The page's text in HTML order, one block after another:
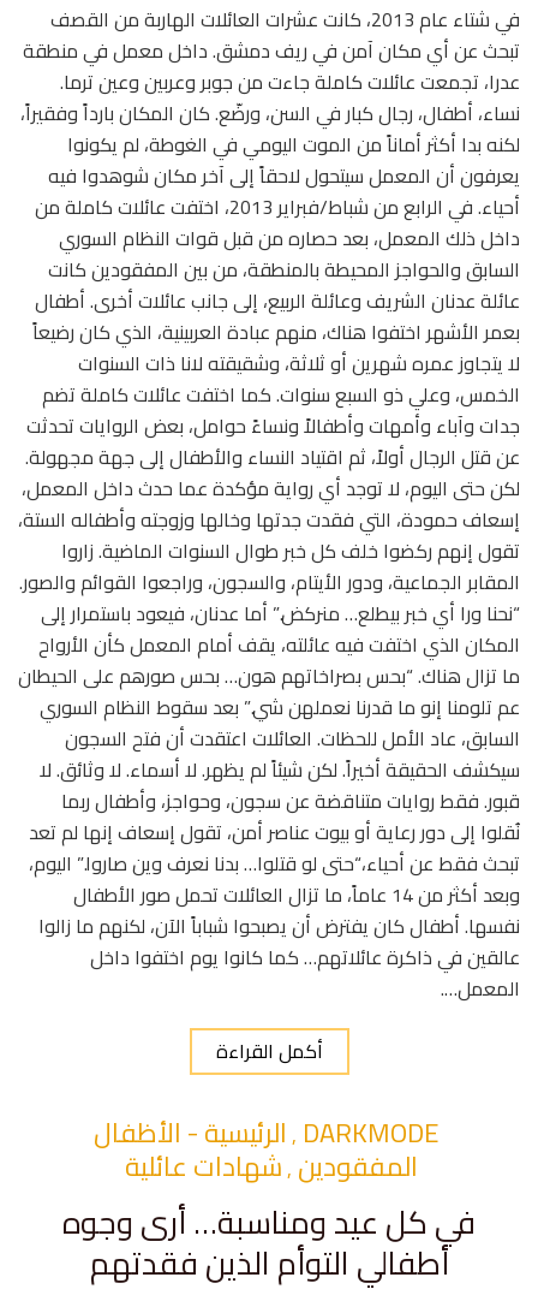
في شتاء عام 2013، كانت عشرات العائلات الهاربة من القصف
تبحث عن أي مكان آمن في ريف دمشق. داخل معمل في منطقة
عدرا، تجمعت عائلات كاملة جاءت من جوبر وعربين وعين ترما.
نساء، أطفال، رجال كبار في السن، ورضّع. كان المكان بارداً وفقيراً،
لكنه بدا أكثر أماناً من الموت اليومي في الغوطة، لم يكونوا
يعرفون أن المعمل سيتحول لاحقاً إلى آخر مكان شوهدوا فيه
أحياء. في الرابع من شباط/فبراير 2013، اختفت عائلات كاملة من
داخل ذلك المعمل، بعد حصاره من قبل قوات النظام السوري
السابق والحواجز المحيطة بالمنطقة، من بين المفقودين كانت
عائلة عدنان الشريف وعائلة الربيع، إلى جانب عائلات أخرى. أطفال
بعمر الأشهر اختفوا هناك، منهم عبادة العربينية، الذي كان رضيعاً
لا يتجاوز عمره شهرين أو ثلاثة، وشقيقته لانا ذات السنوات
الخمس، وعلي ذو السبع سنوات. كما اختفت عائلات كاملة تضم
جدات وآباء وأمهات وأطفالاً ونساءً حوامل، بعض الروايات تحدثت
عن قتل الرجال أولاً، ثم اقتياد النساء والأطفال إلى جهة مجهولة.
لكن حتى اليوم، لا توجد أي رواية مؤكدة عما حدث داخل المعمل،
إسعاف حمودة، التي فقدت جدتها وخالها وزوجته وأطفاله الستة،
تقول إنهم ركضوا خلف كل خبر طوال السنوات الماضية. زاروا
المقابر الجماعية، ودور الأيتام، والسجون، وراجعوا القوائم والصور.
“نحنا ورا أي خبر بيطلع… منركض.” أما عدنان، فيعود باستمرار إلى
المكان الذي اختفت فيه عائلته، يقف أمام المعمل كأن الأرواح
ما تزال هناك. “بحس بصراخاتهم هون… بحس صورهم على الحيطان
عم تلومنا إنو ما قدرنا نعملهن شي.” بعد سقوط النظام السوري
السابق، عاد الأمل للحظات. العائلات اعتقدت أن فتح السجون
سيكشف الحقيقة أخيراً. لكن شيئاً لم يظهر. لا أسماء. لا وثائق. لا
قبور. فقط روايات متناقضة عن سجون، وحواجز، وأطفال ربما
نُقلوا إلى دور رعاية أو بيوت عناصر أمن، تقول إسعاف إنها لم تعد
تبحث فقط عن أحياء،“حتى لو قتلوا… بدنا نعرف وين صاروا.” اليوم،
وبعد أكثر من 14 عاماً، ما تزال العائلات تحمل صور الأطفال
نفسها. أطفال كان يفترض أن يصبحوا شباباً الآن، لكنهم ما زالوا
عالقين في ذاكرة عائلاتهم… كما كانوا يوم اختفوا داخل
المعمل….
أكمل القراءة
DARKMODE
,الرئيسية - الأظفال
المفقودين ,شهادات عائلية
في كل عيد ومناسبة… أرى وجوه
أطفالي التوأم الذين فقدتهم